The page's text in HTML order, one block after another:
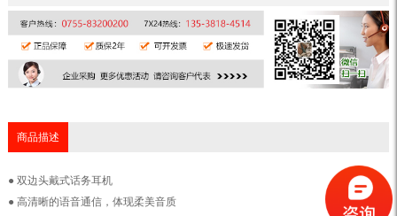
商品描述
● 双边头戴式话务耳机
● 高清晰的语音通信，体现柔美音质